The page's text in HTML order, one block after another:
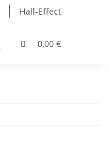
Hall-Effect
0,00 €